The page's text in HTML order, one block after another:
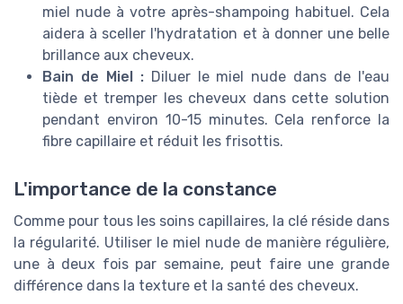
miel nude à votre après-shampoing habituel. Cela
aidera à sceller l'hydratation et à donner une belle
brillance aux cheveux.
Bain de Miel :Diluer le miel nude dans de l'eau
tiède et tremper les cheveux dans cette solution
pendant environ 10-15 minutes. Cela renforce la
fibre capillaire et réduit les frisottis.
L'importance de la constance
Comme pour tous les soins capillaires, la clé réside dans
la régularité. Utiliser le miel nude de manière régulière,
une à deux fois par semaine, peut faire une grande
différence dans la texture et la santé des cheveux.